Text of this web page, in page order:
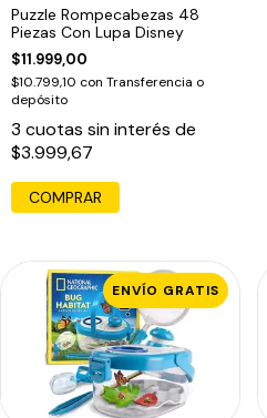
Puzzle Rompecabezas 48
Piezas Con Lupa Disney
$11.999,00
$10.799,10 con Transferencia o
depósito
3 cuotas sin interés de
$3.999,67
COMPRAR
ENVÍO GRATIS